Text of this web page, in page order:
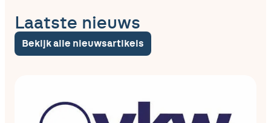
Laatste nieuws
Bekijk alle nieuwsartikels